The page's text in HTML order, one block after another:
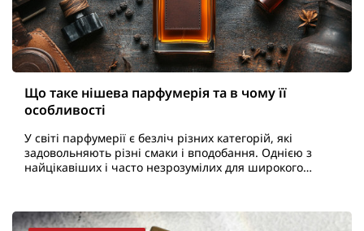
Що таке нішева парфумерія та в чому її
особливості
У світі парфумерії є безліч різних категорій, які
задовольняють різні смаки і вподобання. Однією з
найцікавіших і часто незрозумілих для широкого